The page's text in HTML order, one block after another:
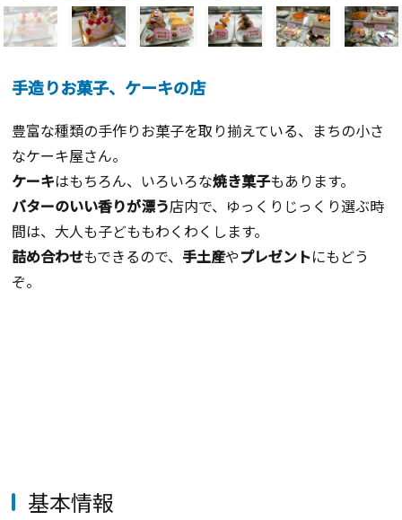
手造りお菓子、ケーキの店
豊富な種類の手作りお菓子を取り揃えている、まちの小さ
なケーキ屋さん。
ケーキはもちろん、いろいろな焼き菓子もあります。
バターのいい香りが漂う店内で、ゆっくりじっくり選ぶ時
間は、大人も子どももわくわくします。
詰め合わせもできるので、 手土産やプレゼントにもどう
ぞ。
基本情報